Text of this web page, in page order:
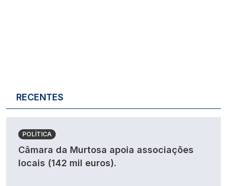
RECENTES
POLÍTICA
Câmara da Murtosa apoia associações
locais (142 mil euros).